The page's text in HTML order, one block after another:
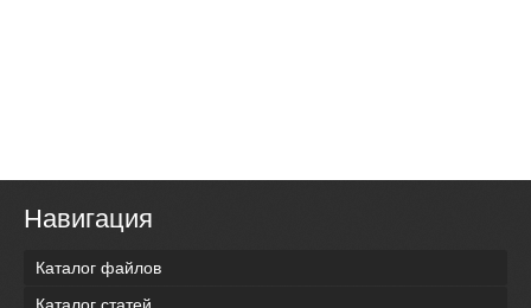
Навигация
Каталог файлов